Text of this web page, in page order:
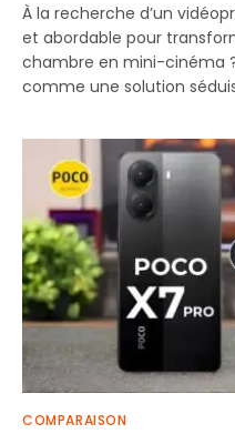
À la recherche d’un
et abordable pour
chambre en mini-cinéma
comme une solution
COMPARAISON